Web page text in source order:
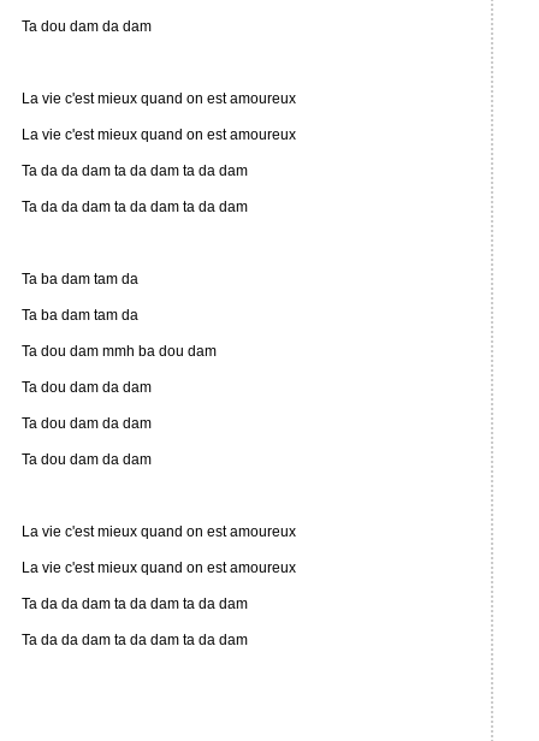
Ta dou dam da dam
La vie c'est mieux quand on est amoureux
La vie c'est mieux quand on est amoureux
Ta da da dam ta da dam ta da dam
Ta da da dam ta da dam ta da dam
Ta ba dam tam da
Ta ba dam tam da
Ta dou dam mmh ba dou dam
Ta dou dam da dam
Ta dou dam da dam
Ta dou dam da dam
La vie c'est mieux quand on est amoureux
La vie c'est mieux quand on est amoureux
Ta da da dam ta da dam ta da dam
Ta da da dam ta da dam ta da dam